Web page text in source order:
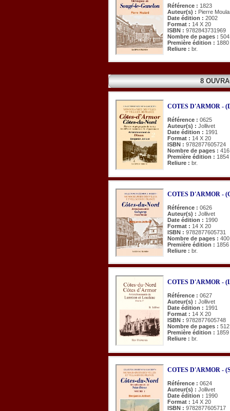
Référence : 1823
Auteur(s) : Pierre
Date édition : 2002
Format : 14 X 20
ISBN : 9782843731969
Nombre de pages : 504
Première édition : 1880
Reliure : br.
8
COTES D'ARMOR -
Référence : 0625
Auteur(s) : Jollivet
Date édition : 1991
Format : 14 X 20
ISBN : 9782877605724
Nombre de pages : 416
Première édition : 1854
Reliure : br.
COTES D'ARMOR -
Référence : 0626
Auteur(s) : Jollivet
Date édition : 1990
Format : 14 X 20
ISBN : 9782877605731
Nombre de pages : 400
Première édition : 1856
Reliure : br.
COTES D'ARMOR -
Référence : 0627
Auteur(s) : Jollivet
Date édition : 1991
Format : 14 X 20
ISBN : 9782877605748
Nombre de pages : 512
Première édition : 1859
Reliure : br.
COTES D'ARMOR -
Référence : 0624
Auteur(s) : Jollivet
Date édition : 1990
Format : 14 X 20
ISBN : 9782877605717